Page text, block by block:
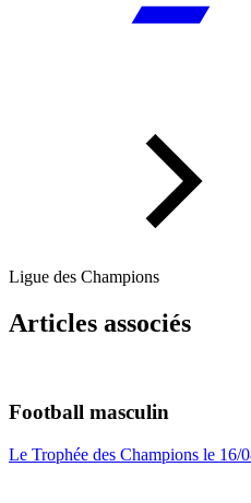
Ligue des Champions
Articles associés
Football masculin
Le Trophée des Champions le 16/